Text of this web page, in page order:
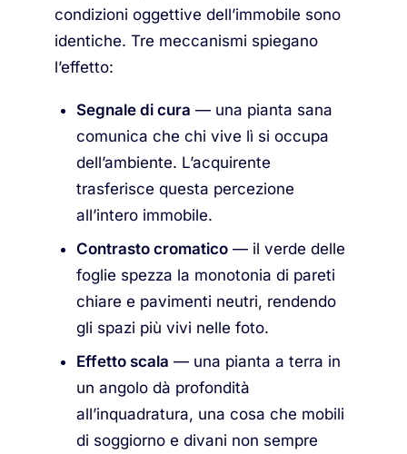
condizioni oggettive dell’immobile sono
identiche. Tre meccanismi spiegano
l’effetto:
Segnale di cura — una pianta sana
comunica che chi vive lì si occupa
dell’ambiente. L’acquirente
trasferisce questa percezione
all’intero immobile.
Contrasto cromatico — il verde delle
foglie spezza la monotonia di pareti
chiare e pavimenti neutri, rendendo
gli spazi più vivi nelle foto.
Effetto scala — una pianta a terra in
un angolo dà profondità
all’inquadratura, una cosa che mobili
di soggiorno e divani non sempre